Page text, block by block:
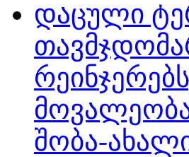
დაცული
შობა-